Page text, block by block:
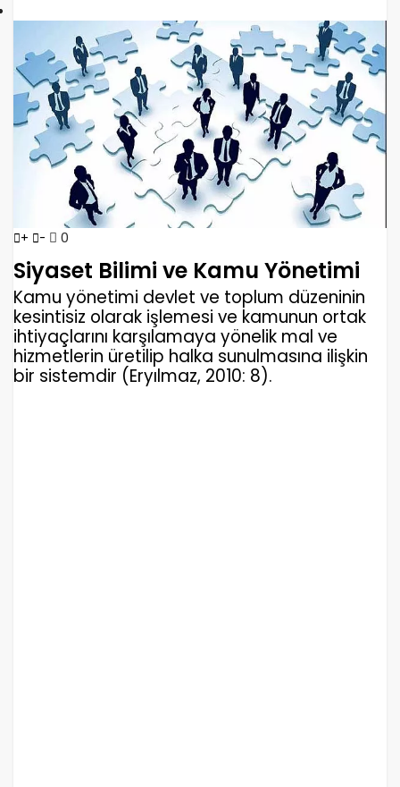
+ - 0
Siyaset Bilimi ve Kamu Yönetimi
Kamu yönetimi devlet ve toplum düzeninin
kesintisiz olarak işlemesi ve kamunun ortak
ihtiyaçlarını karşılamaya yönelik mal ve
hizmetlerin üretilip halka sunulmasına ilişkin
bir sistemdir (Eryılmaz, 2010: 8).